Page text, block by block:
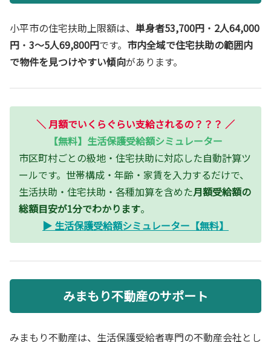
小平市の住宅扶助上限額は、 単身者53,700円 ・ 2人64,000
円 ・ 3〜5人69,800円です。 市内全域で住宅扶助の範囲内
で物件を見つけやすい傾向があります。
＼月額でいくらぐらい支給されるの？？？ ／
【無料】生活保護受給額シミュレーター
市区町村ごとの級地・住宅扶助に対応した自動計算ツ
ールです。世帯構成・年齢・家賃を入力するだけで、
生活扶助・住宅扶助・各種加算を含めた月額受給額の
総額目安が1分でわかります。
▶ 生活保護受給額シミュレーター【無料】
みまもり不動産のサポート
みまもり不動産は、生活保護受給者専門の不動産会社とし